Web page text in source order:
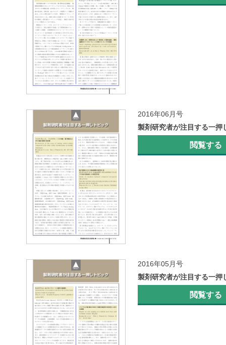
2016年06月号
製剤研究者が注目する一押
閲覧する
2016年05月号
製剤研究者が注目する一押
閲覧する